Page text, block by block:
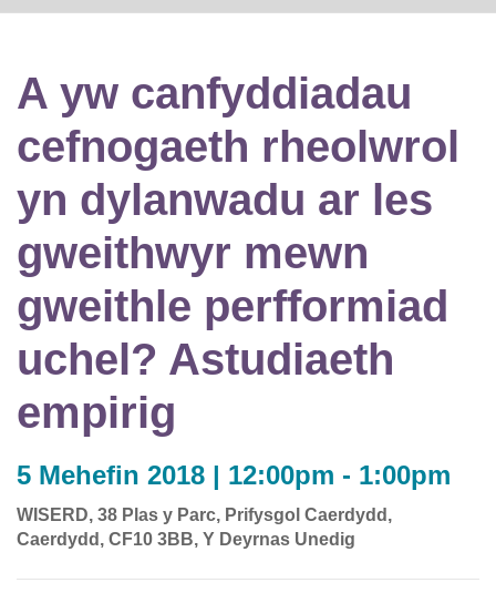
A yw canfyddiadau
cefnogaeth rheolwrol
yn dylanwadu ar les
gweithwyr mewn
gweithle perfformiad
uchel? Astudiaeth
empirig
5 Mehefin 2018 | 12:00pm - 1:00pm
WISERD, 38 Plas y Parc, Prifysgol Caerdydd,
Caerdydd, CF10 3BB, Y Deyrnas Unedig